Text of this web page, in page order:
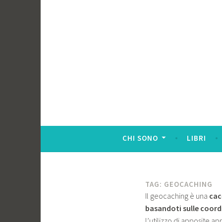
CHI SONO LIBRI
TAG: GEOCACHING
Il geocaching è una
basandoti sulle